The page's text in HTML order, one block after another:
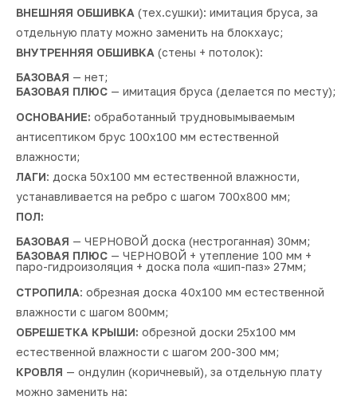
ВНЕШНЯЯ ОБШИВКА (тех.сушки): имитация бруса, за
отдельную плату можно заменить на блокхаус;
ВНУТРЕННЯЯ ОБШИВКА (стены + потолок):
БАЗОВАЯ — нет;
БАЗОВАЯ ПЛЮС — имитация бруса (делается по месту);
ОСНОВАНИЕ: обработанный трудновымываемым
антисептиком брус 100х100 мм естественной
влажности;
ЛАГИ: доска 50х100 мм естественной влажности,
устанавливается на ребро с шагом 700х800 мм;
ПОЛ:
БАЗОВАЯ — ЧЕРНОВОЙ доска (нестроганная) 30мм;
БАЗОВАЯ ПЛЮС — ЧЕРНОВОЙ + утепление 100 мм +
паро-гидроизоляция + доска пола «шип-паз» 27мм;
СТРОПИЛА: обрезная доска 40х100 мм естественной
влажности с шагом 800мм;
ОБРЕШЕТКА КРЫШИ: обрезной доски 25х100 мм
естественной влажности с шагом 200-300 мм;
КРОВЛЯ — ондулин (коричневый), за отдельную плату
можно заменить на: